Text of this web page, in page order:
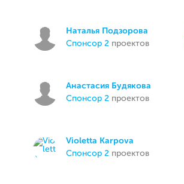
Наталья Подзорова
спонсор 2 проектов
Анастасия Будякова
спонсор 2 проектов
Violetta Karpova
спонсор 2 проектов